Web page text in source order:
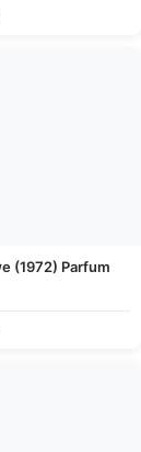
L de Loewe (1972) Parfum